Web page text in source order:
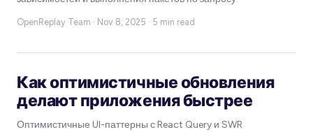
OpenReplay Team · Nov 8, 2025 · 5 min read
Как оптимистичные обновления
делают приложения быстрее
Оптимистичные UI-паттерны с React Query и SWR